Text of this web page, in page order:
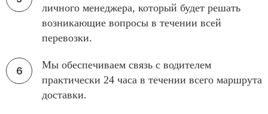
личного менеджера, который будет решать
возникающие вопросы в течении всей
перевозки.
Мы обеспечиваем связь с водителем
практически 24 часа в течении всего маршрута
доставки.